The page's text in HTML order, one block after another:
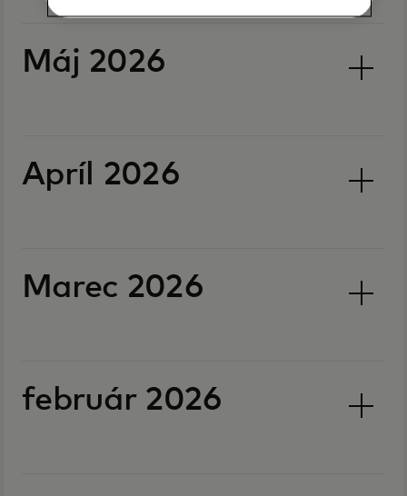
Máj 2026
Apríl 2026
Marec 2026
február 2026